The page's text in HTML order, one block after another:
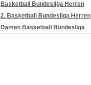
Basketball Bundesliga Herren
2. Basketball Bundesliga Herren
Damen Basketball Bundesliga